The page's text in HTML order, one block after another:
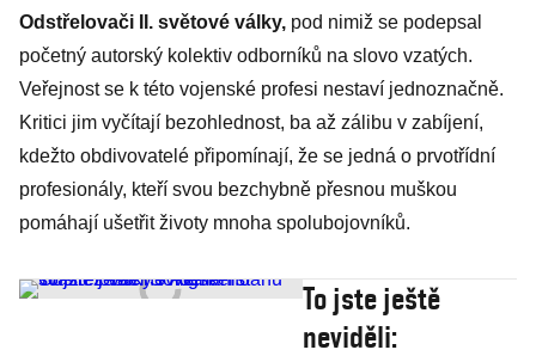
Odstřelovači II. světové války, pod nimiž se podepsal
početný autorský kolektiv odborníků na slovo vzatých.
Veřejnost se k této vojenské profesi nestaví jednoznačně.
Kritici jim vyčítají bezohlednost, ba až zálibu v zabíjení,
kdežto obdivovatelé připomínají, že se jedná o prvotřídní
profesionály, kteří svou bezchybně přesnou muškou
pomáhají ušetřit životy mnoha spolubojovníků.
To jste ještě
neviděli: